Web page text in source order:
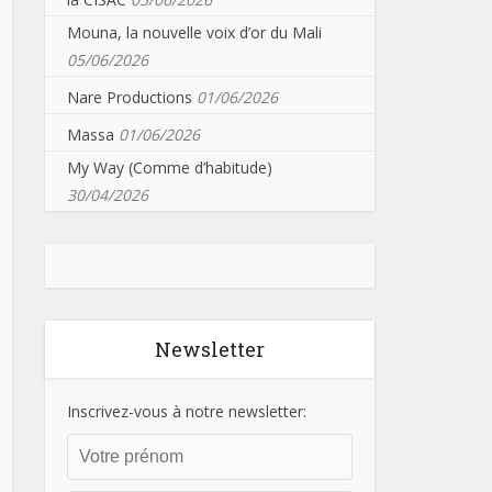
Mouna, la nouvelle voix d’or du Mali
05/06/2026
Nare Productions 01/06/2026
Massa 01/06/2026
My Way (Comme d’habitude)
30/04/2026
Newsletter
Inscrivez-vous à notre newsletter: